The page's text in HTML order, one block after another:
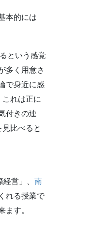
本的には
という感覚
多く用意さ
で身近に感
れは正に
付きの連
比べると
営」、 南
れる授業で
ます。